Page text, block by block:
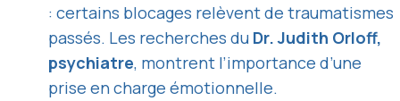
: certains blocages relèvent de traumatismes
passés. Les recherches du Dr. Judith Orloff,
psychiatre, montrent l’importance d’une
prise en charge émotionnelle.